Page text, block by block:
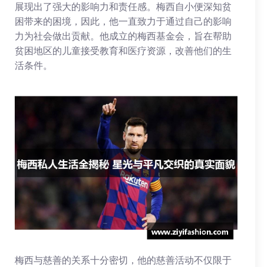
展现出了强大的影响力和责任感。梅西自小便深知贫
困带来的困境，因此，他一直致力于通过自己的影响
力为社会做出贡献。他成立的梅西基金会，旨在帮助
贫困地区的儿童接受教育和医疗资源，改善他们的生
活条件。
梅西与慈善的关系十分密切，他的慈善活动不仅限于